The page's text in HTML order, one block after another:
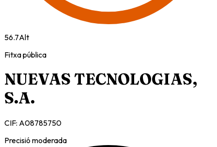
56.7Alt
Fitxa pública
NUEVAS TECNOLOGIAS,
S.A.
CIF: A08785750
Precisió moderada